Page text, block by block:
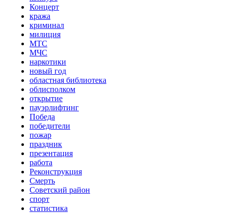
Концерт
кража
криминал
милиция
МТС
МЧС
наркотики
новый год
областная библиотека
облисполком
открытие
пауэрлифтинг
Победа
победители
пожар
праздник
презентация
работа
Реконструкция
Смерть
Советский район
спорт
статистика